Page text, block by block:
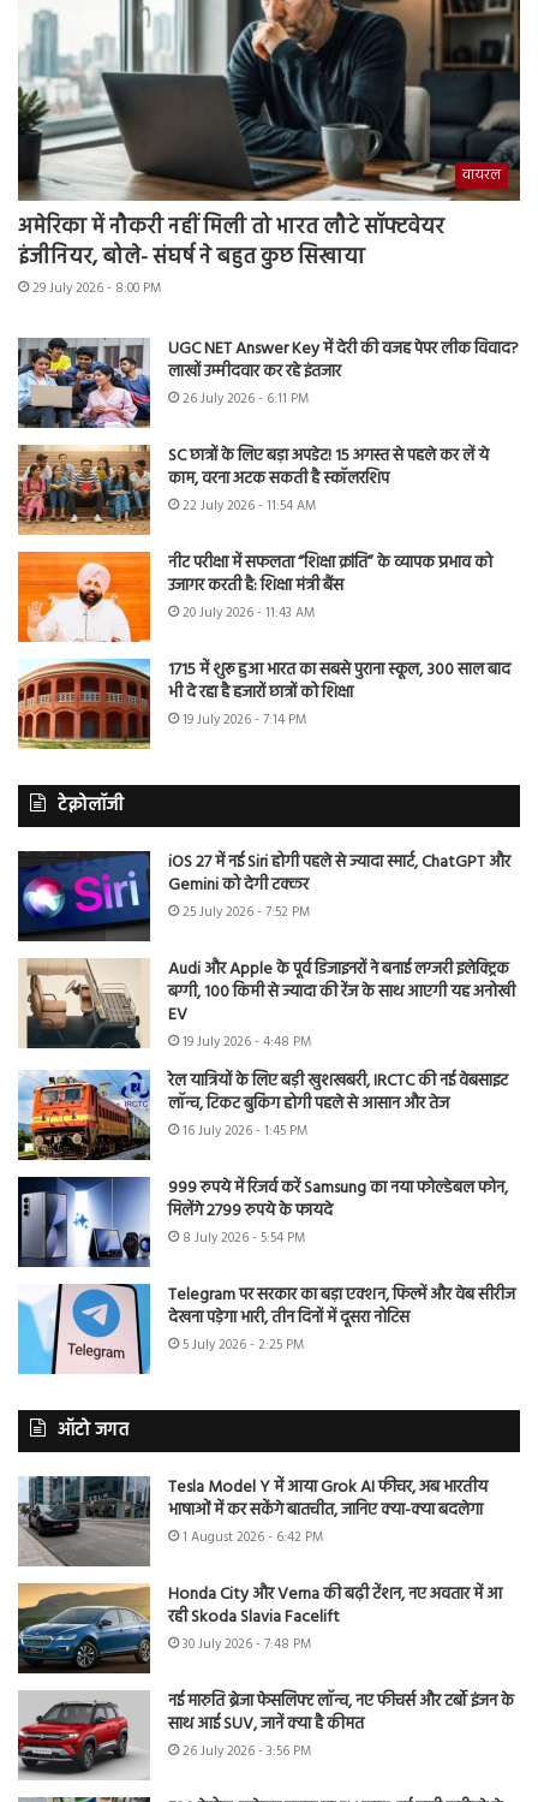
वायरल
अमेरिका में नौकरी नहीं मिली तो भारत लौटे सॉफ्टवेयर
इंजीनियर, बोले- संघर्ष ने बहुत कुछ सिखाया
29 July 2026 - 8:00 PM
UGC NET Answer Key में देरी की वजह पेपर लीक विवाद?
लाखों उम्मीदवार कर रहे इंतजार
26 July 2026 - 6:11 PM
SC छात्रों के लिए बड़ा अपडेट! 15 अगस्त से पहले कर लें ये
काम, वरना अटक सकती है स्कॉलरशिप
22 July 2026 - 11:54 AM
नीट परीक्षा में सफलता “शिक्षा क्रांति” के व्यापक प्रभाव को
उजागर करती है: शिक्षा मंत्री बैंस
20 July 2026 - 11:43 AM
1715 में शुरू हुआ भारत का सबसे पुराना स्कूल, 300 साल बाद
भी दे रहा है हजारों छात्रों को शिक्षा
19 July 2026 - 7:14 PM
टेक्नोलॉजी
iOS 27 में नई Siri होगी पहले से ज्यादा स्मार्ट, ChatGPT और
Gemini को देगी टक्कर
25 July 2026 - 7:52 PM
Audi और Apple के पूर्व डिजाइनरों ने बनाई लग्जरी इलेक्ट्रिक
बग्गी, 100 किमी से ज्यादा की रेंज के साथ आएगी यह अनोखी
EV
19 July 2026 - 4:48 PM
रेल यात्रियों के लिए बड़ी खुशखबरी, IRCTC की नई वेबसाइट
लॉन्च, टिकट बुकिंग होगी पहले से आसान और तेज
16 July 2026 - 1:45 PM
999 रुपये में रिजर्व करें Samsung का नया फोल्डेबल फोन,
मिलेंगे 2799 रुपये के फायदे
8 July 2026 - 5:54 PM
Telegram पर सरकार का बड़ा एक्शन, फिल्में और वेब सीरीज
देखना पड़ेगा भारी, तीन दिनों में दूसरा नोटिस
5 July 2026 - 2:25 PM
ऑटो जगत
Tesla Model Y में आया Grok AI फीचर, अब भारतीय
भाषाओं में कर सकेंगे बातचीत, जानिए क्या-क्या बदलेगा
1 August 2026 - 6:42 PM
Honda City और Verna की बढ़ी टेंशन, नए अवतार में आ
रही Skoda Slavia Facelift
30 July 2026 - 7:48 PM
नई मारुति ब्रेजा फेसलिफ्ट लॉन्च, नए फीचर्स और टर्बो इंजन के
साथ आई SUV, जानें क्या है कीमत
26 July 2026 - 3:56 PM